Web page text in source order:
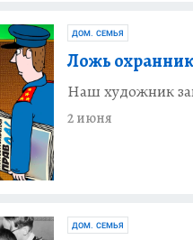
ДОМ. СЕМЬЯ
Ложь
Наш художник
2 июня
ДОМ. СЕМЬЯ